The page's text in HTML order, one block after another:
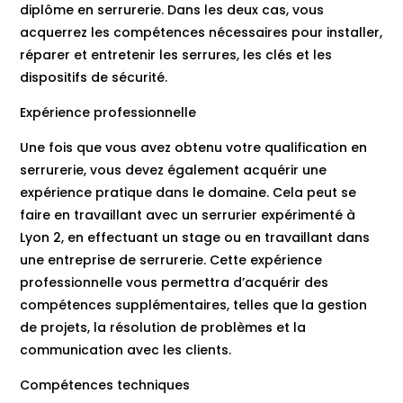
diplôme en serrurerie. Dans les deux cas, vous
acquerrez les compétences nécessaires pour installer,
réparer et entretenir les serrures, les clés et les
dispositifs de sécurité.
Expérience professionnelle
Une fois que vous avez obtenu votre qualification en
serrurerie, vous devez également acquérir une
expérience pratique dans le domaine. Cela peut se
faire en travaillant avec un serrurier expérimenté à
Lyon 2, en effectuant un stage ou en travaillant dans
une entreprise de serrurerie. Cette expérience
professionnelle vous permettra d’acquérir des
compétences supplémentaires, telles que la gestion
de projets, la résolution de problèmes et la
communication avec les clients.
Compétences techniques